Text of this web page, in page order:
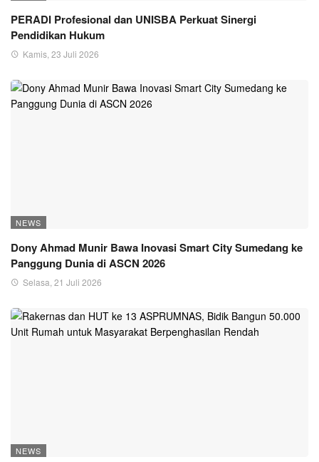
PERADI Profesional dan UNISBA Perkuat Sinergi
Pendidikan Hukum
Kamis, 23 Juli 2026
NEWS
Dony Ahmad Munir Bawa Inovasi Smart City Sumedang ke
Panggung Dunia di ASCN 2026
Selasa, 21 Juli 2026
NEWS